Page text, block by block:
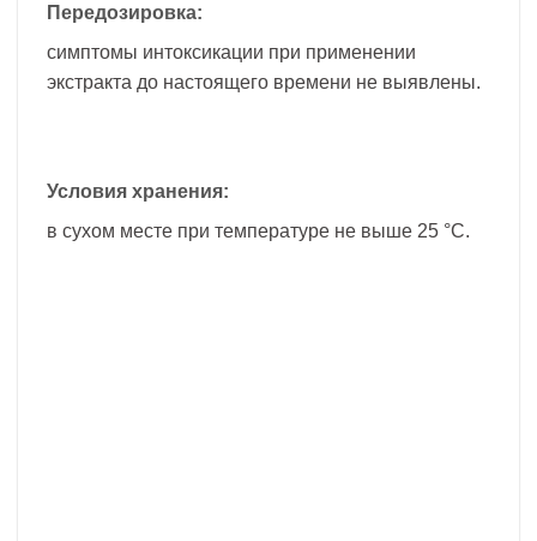
Передозировка:
симптомы интоксикации при применении
экстракта до настоящего времени не выявлены.
Условия хранения:
в сухом месте при температуре не выше 25 °С.